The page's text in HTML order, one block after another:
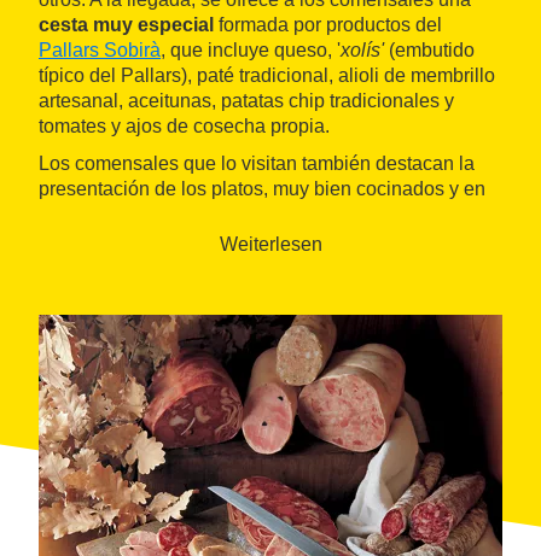
cesta muy especial formada por productos del
Pallars Sobirà, que incluye queso, 'xolís'(embutido
típico del Pallars), paté tradicional, alioli de membrillo
artesanal, aceitunas, patatas chip tradicionales y
tomates y ajos de cosecha propia.
Los comensales que lo visitan también destacan la
presentación de los platos, muy bien cocinados y en
servicio correcto, profesional y agradable, en un
Weiterlesen